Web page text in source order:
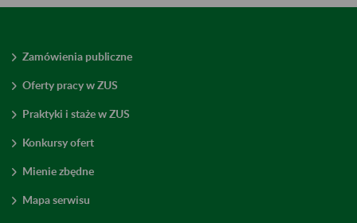
Zamówienia publiczne
Oferty pracy w ZUS
Praktyki i staże w ZUS
Konkursy ofert
Mienie zbędne
Mapa serwisu